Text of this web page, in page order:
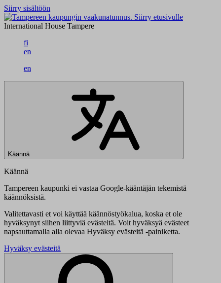
Siirry sisältöön
Siirry etusivulle
International House Tampere
fi
en
en
Käännä
Käännä
Tampereen kaupunki ei vastaa Google-kääntäjän tekemistä
käännöksistä.
Valitettavasti et voi käyttää käännöstyökalua, koska et ole
hyväksynyt siihen liittyviä evästeitä. Voit hyväksyä evästeet
napsauttamalla alla olevaa Hyväksy evästeitä -painiketta.
Hyväksy evästeitä